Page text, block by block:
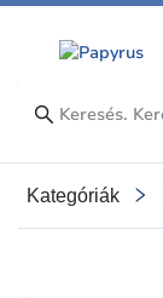
Kategóriák